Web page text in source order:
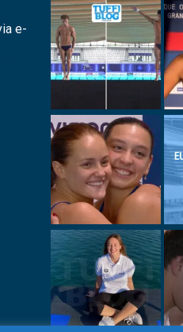
e-